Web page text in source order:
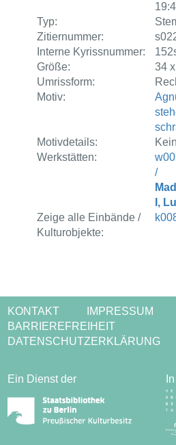
Typ:
Zitiernummer:
Interne Kyrissnummer:
Größe:
34
Umrissform:
Motiv:
Motivdetails:
Werkstätten:
/
I,
Zeige alle Einbände /
Kulturobjekte:
KONTAKT
IMPRESSUM
BARRIEREFREIHEIT
DATENSCHUTZERKLÄRUNG
Ein Dienst der